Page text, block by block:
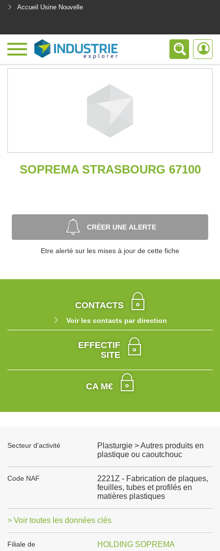
Accueil Usine Nouvelle
SOPREMA STRASBOURG 67100
CRÉER UNE ALERTE
Etre alerté sur les mises à jour de cette fiche
CONTACTS
Voir les contacts par direction
EFFECTIF
SITE
CA M€
Secteur d'activité
Plasturgie > Autres produits en
plastique ou caoutchouc
Code NAF
2221Z - Fabrication de plaques,
feuilles, tubes et profilés en
matières plastiques
> Voir toutes les données clés
Filiale de HOLDING SOPREMA